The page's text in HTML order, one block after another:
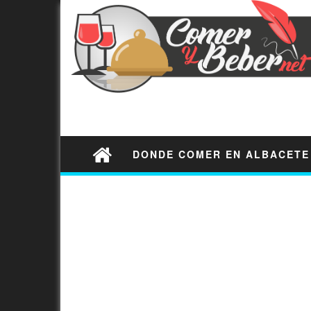
DONDE COMER EN ALBACETE